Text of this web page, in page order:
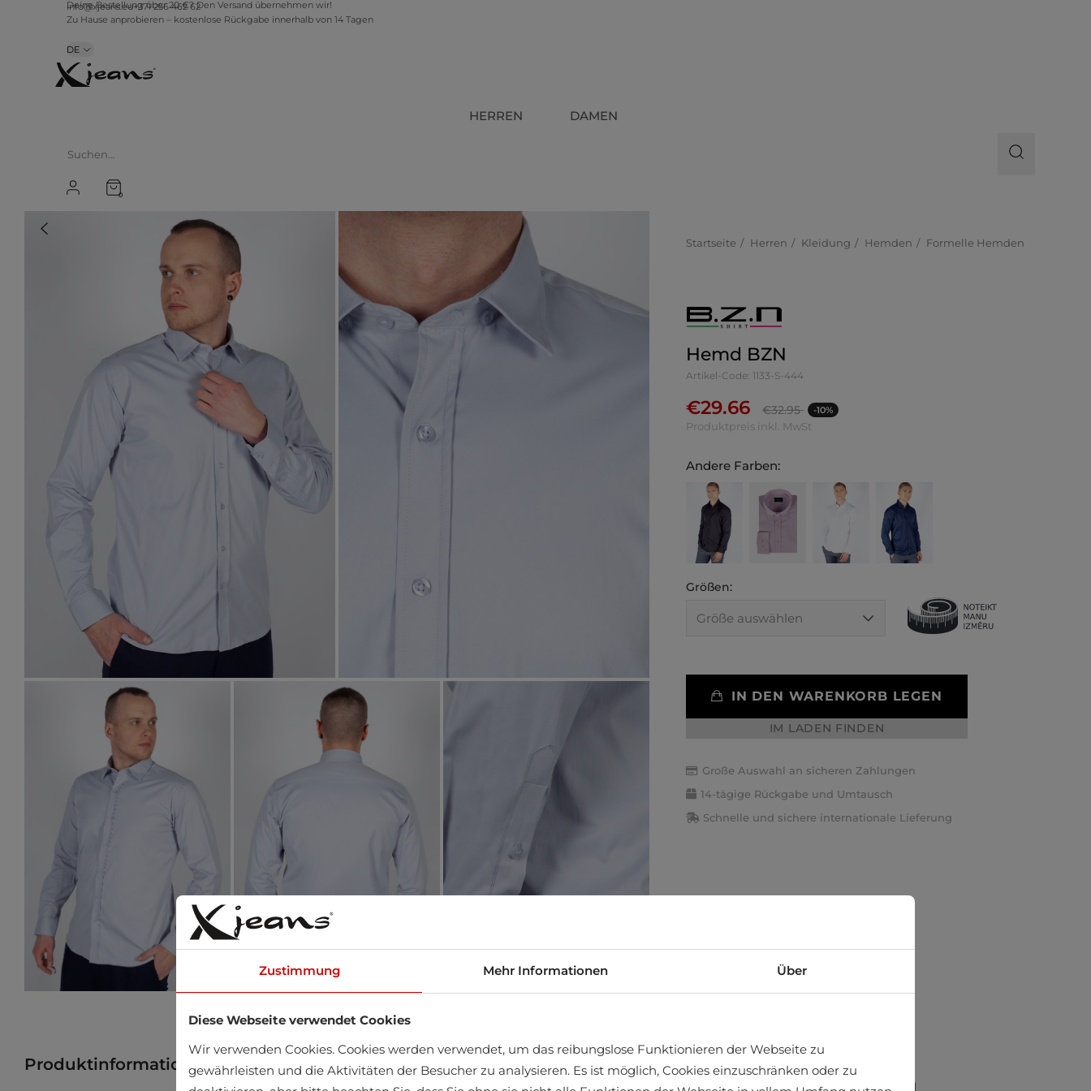
info@xjeans.eu+371 256 462 62
Deine Bestellung über 20 €? Den Versand übernehmen wir!
Zu Hause anprobieren – kostenlose Rückgabe innerhalb von 14 Tagen
DE
HERREN DAMEN
0
Startseite Herren Kleidung Hemden Formelle Hemden
Hemd BZN
Artikel-Code: 1133-S-444
€29.66 €32.95 -10%
Produktpreis inkl. MwSt
Andere Farben:
Größen:
IN DEN WARENKORB LEGEN
IM LADEN FINDEN
Große Auswahl an sicheren Zahlungen
14-tägige Rückgabe und Umtausch
Schnelle und sichere internationale Lieferung
Produktinformation Produkt im Geschäft finden
Zustimmung Mehr Informationen Über
Diese Webseite verwendet Cookies
Wir verwenden Cookies. Cookies werden verwendet, um das reibungslose Funktionieren der Webseite zu
gewährleisten und die Aktivitäten der Besucher zu analysieren. Es ist möglich, Cookies einzuschränken oder zu